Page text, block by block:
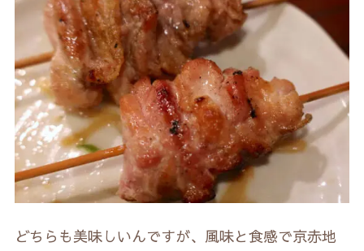
どちらも美味しいんですが、風味と食感で京赤地